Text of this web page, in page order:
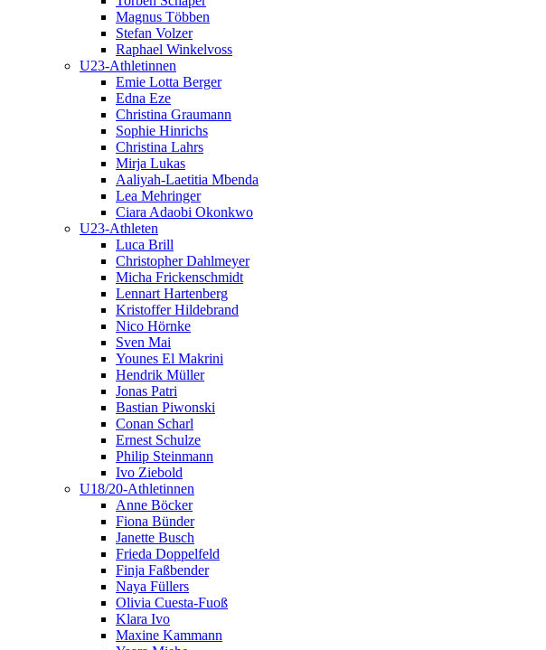
Magnus Többen
Stefan Volzer
Raphael Winkelvoss
U23-Athletinnen
Emie Lotta Berger
Edna Eze
Christina Graumann
Sophie Hinrichs
Christina Lahrs
Mirja Lukas
Aaliyah-Laetitia Mbenda
Lea Mehringer
Ciara Adaobi Okonkwo
U23-Athleten
Luca Brill
Christopher Dahlmeyer
Micha Frickenschmidt
Lennart Hartenberg
Kristoffer Hildebrand
Nico Hörnke
Sven Mai
Younes El Makrini
Hendrik Müller
Jonas Patri
Bastian Piwonski
Conan Scharl
Ernest Schulze
Philip Steinmann
Ivo Ziebold
U18/20-Athletinnen
Anne Böcker
Fiona Bünder
Janette Busch
Frieda Doppelfeld
Finja Faßbender
Naya Füllers
Olivia Cuesta-Fuoß
Klara Ivo
Maxine Kammann